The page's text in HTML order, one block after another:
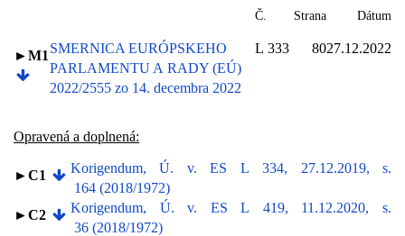
Č.
Strana Dátum
►M1 SMERNICA EURÓPSKEHO
PARLAMENTU A RADY (EÚ)
2022/2555 zo 14. decembra 2022
L 333 8027.12.2022
Opravená a doplnená:
►C1
Korigendum, Ú. v. ES L 334, 27.12.2019, s.
164 (2018/1972)
►C2
Korigendum, Ú. v. ES L 419, 11.12.2020, s.
36 (2018/1972)